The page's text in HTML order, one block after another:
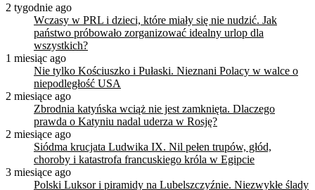
2 tygodnie ago
Wczasy w PRL i dzieci, które miały się nie nudzić. Jak
państwo próbowało zorganizować idealny urlop dla
wszystkich?
1 miesiąc ago
Nie tylko Kościuszko i Pułaski. Nieznani Polacy w walce o
niepodległość USA
2 miesiące ago
Zbrodnia katyńska wciąż nie jest zamknięta. Dlaczego
prawda o Katyniu nadal uderza w Rosję?
2 miesiące ago
Siódma krucjata Ludwika IX. Nil pełen trupów, głód,
choroby i katastrofa francuskiego króla w Egipcie
3 miesiące ago
Polski Luksor i piramidy na Lubelszczyźnie. Niezwykłe ślady